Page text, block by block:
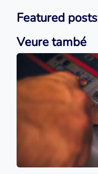
Featured posts
Veure també